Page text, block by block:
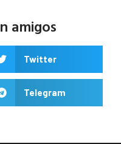
amigos
Twitter
Telegram